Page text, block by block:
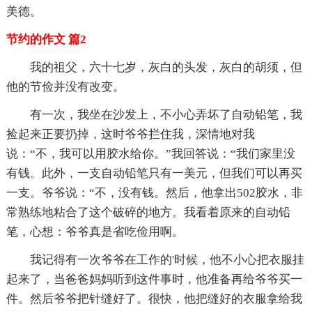
美德。
节约的作文 篇2
我的祖父，六十七岁，灰白的头发，灰白的胡须，但
他的节俭并没有改变。
有一次，我坐在沙发上，不小心弄坏了自动铅笔，我
捡起来正要扔掉，这时爷爷拦住我，深情地对我
说：“不，我可以用胶水给你。”我回答说：“我们家里没
有钱。此外，一支自动铅笔只有一美元，但我们可以再买
一支。爷爷说：“不，没有钱。然后，他拿出502胶水，非
常熟练地粘合了这个破碎的地方。我看着原来的自动铅
笔，心想：爷爷真是省吃俭用啊。
我记得有一次爷爷在工作的'时候，他不小心把衣服挂
起来了，当爸爸妈妈听到这件事时，他准备再给爷爷买一
件。然后爷爷把针缝好了。很快，他把缝好的衣服拿给我